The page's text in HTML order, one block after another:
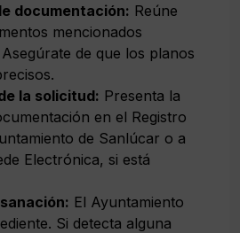
documentación: Reúne
mencionados
de que los planos
la solicitud: Presenta la
en el Registro
de Sanlúcar o a
Electrónica, si está
El Ayuntamiento
Si detecta alguna